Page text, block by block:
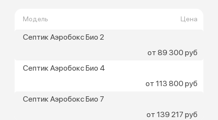
Модель Цена
Септик Аэробокс Био 2
от 89 300 руб
Септик Аэробокс Био 4
от 113 800 руб
Септик Аэробокс Био 7
от 139 217 руб